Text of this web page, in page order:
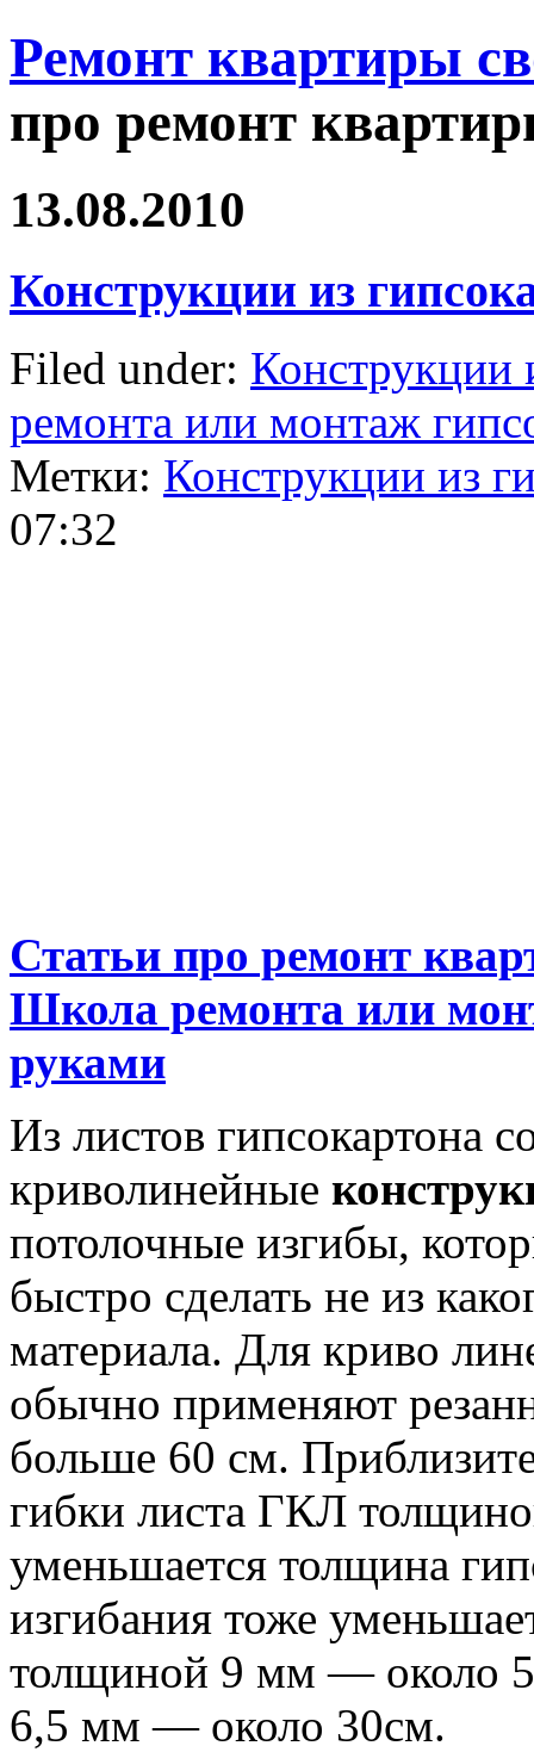
Ремонт квартиры
про ремонт
13.08.2010
Конструкции из
Filed under: Конструкции
ремонта или монтаж
Метки: Конструкции из
07:32
Статьи про ремонт
Школа ремонта или
руками
Из листов гипсокартона
криволинейные
потолочные изгибы,
быстро сделать не из
материала. Для криво
обычно применяют
больше 60 см.
гибки листа ГКЛ
уменьшается толщина
изгибания тоже
толщиной 9 мм — около
6,5 мм — около 30см.